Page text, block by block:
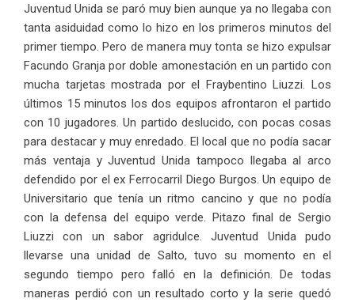
Juventud Unida se paró muy bien aunque ya no llegaba con
tanta asiduidad como lo hizo en los primeros minutos del
primer tiempo. Pero de manera muy tonta se hizo expulsar
Facundo Granja por doble amonestación en un partido con
mucha tarjetas mostrada por el Fraybentino Liuzzi. Los
últimos 15 minutos los dos equipos afrontaron el partido
con 10 jugadores. Un partido deslucido, con pocas cosas
para destacar y muy enredado. El local que no podía sacar
más ventaja y Juventud Unida tampoco llegaba al arco
defendido por el ex Ferrocarril Diego Burgos. Un equipo de
Universitario que tenía un ritmo cancino y que no podía
con la defensa del equipo verde. Pitazo final de Sergio
Liuzzi con un sabor agridulce. Juventud Unida pudo
llevarse una unidad de Salto, tuvo su momento en el
segundo tiempo pero falló en la definición. De todas
maneras perdió con un resultado corto y la serie quedó